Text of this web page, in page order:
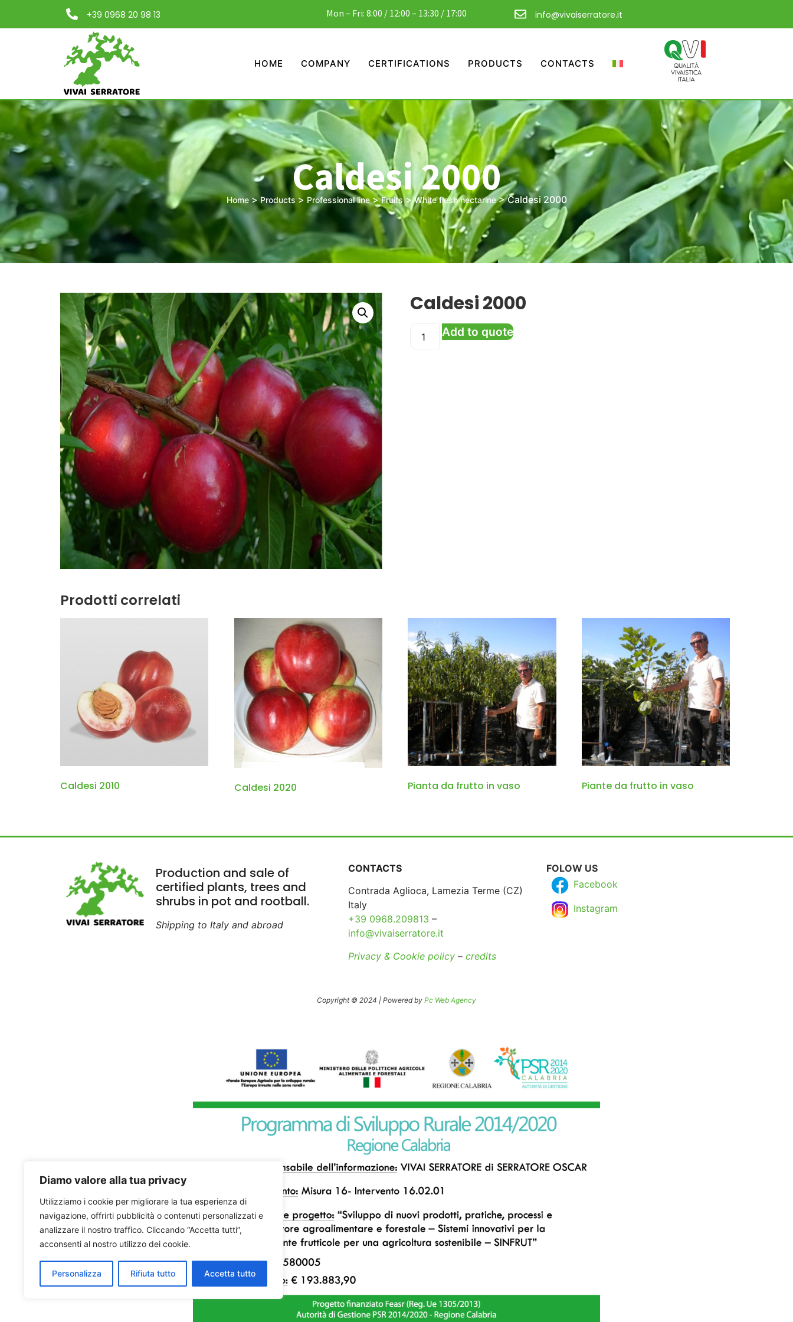
Diamo valore alla tua privacy
Utilizziamo i cookie per migliorare la tua esperienza di
navigazione, offrirti pubblicità o contenuti personalizzati e
analizzare il nostro traffico. Cliccando “Accetta tutti”,
acconsenti al nostro utilizzo dei cookie.
Personalizza Rifiuta tutto Accetta tutto
+39 0968 20 98 13 Mon – Fri: 8:00 / 12:00 – 13:30 / 17:00 info@vivaiserratore.it
HOME COMPANY CERTIFICATIONS PRODUCTS CONTACTS
Caldesi 2000
Home>Products> Professional line>Fruits>White flesh nectarine>Caldesi 2000
Caldesi 2000
Add to quote
Prodotti correlati
Caldesi 2010 Caldesi 2020 Pianta da frutto in vaso Piante da frutto in vaso
Production and sale of
certified plants, trees and
shrubs in pot and rootball.
Shipping to Italy and abroad
CONTACTS
Contrada Aglioca, Lamezia Terme (CZ)
Italy
+39 0968.209813 –
info@vivaiserratore.it
Privacy & Cookie policy– credits
FOLOW US
Facebook
Instagram
Copyright © 2024 | Powered by Pc Web Agency